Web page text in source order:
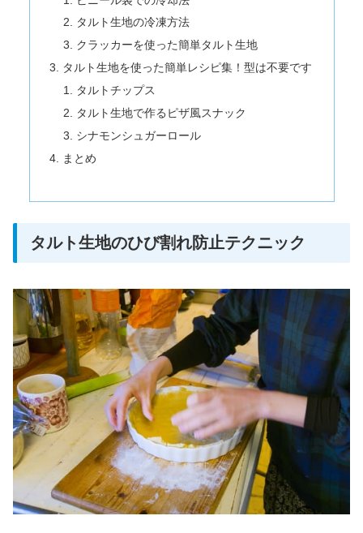
タルト生地の冷凍方法
クラッカーを使った簡単タルト生地
タルト生地を使った簡単レシピ集！型は不要です
タルトチップス
タルト生地で作るピザ風スナック
シナモンシュガーロール
まとめ
タルト生地のひび割れ防止テクニック